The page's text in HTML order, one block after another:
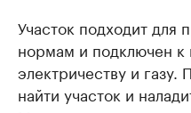
Участок подходит для
нормам и подключен к
электричеству и газу.
найти участок и